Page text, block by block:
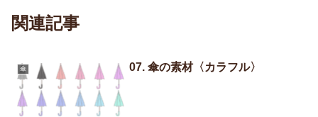
関連記事
傘 07. 傘の素材〈カラフル〉